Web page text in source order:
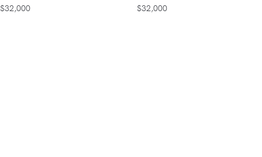
$32,000 $32,000